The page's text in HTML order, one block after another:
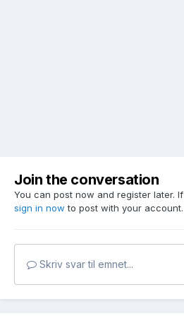
Join the conversation
You can post now and register later.
sign in now to post with your account.
Skriv svar til emnet...